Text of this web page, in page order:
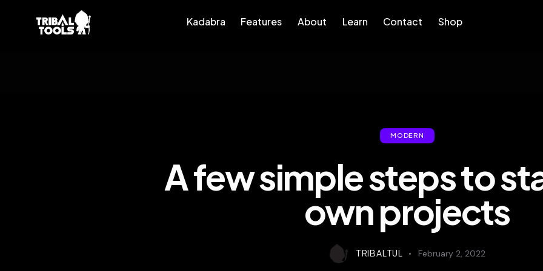
Kadabra Features About Learn Contact Shop
MODERN
A few simple steps to
own projects
TRIBALTUL February 2, 2022